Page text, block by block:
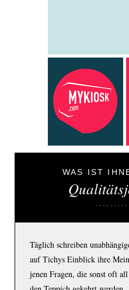
WAS IST
Täglich schreiben
auf Tichys Einblick ihre
jenen Fragen, die sonst oft